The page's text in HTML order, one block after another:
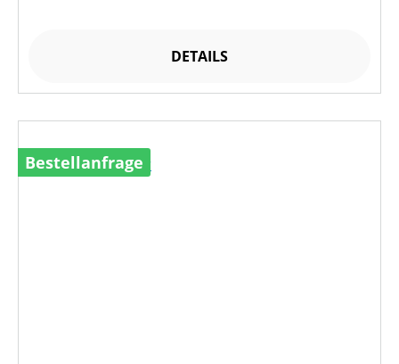
DETAILS
Bestellanfrage